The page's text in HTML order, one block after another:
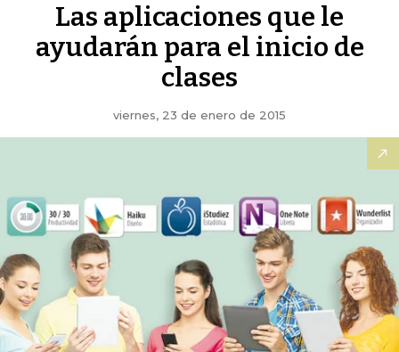
Las aplicaciones que le
ayudarán para el inicio de
clases
viernes, 23 de enero de 2015